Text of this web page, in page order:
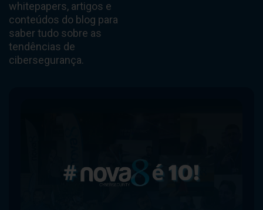
whitepapers, artigos e
conteúdos do blog para
saber tudo sobre as
tendências de
cibersegurança.